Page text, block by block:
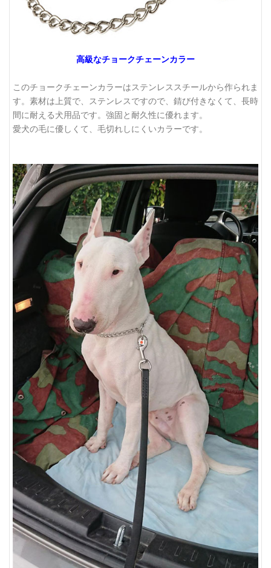
高級なチョークチェーンカラー
このチョークチェーンカラーはステンレススチールから作られま
す。素材は上質で、ステンレスですので、錆び付きなくて、長時
間に耐える犬用品です。強固と耐久性に優れます。
愛犬の毛に優しくて、毛切れしにくいカラーです。